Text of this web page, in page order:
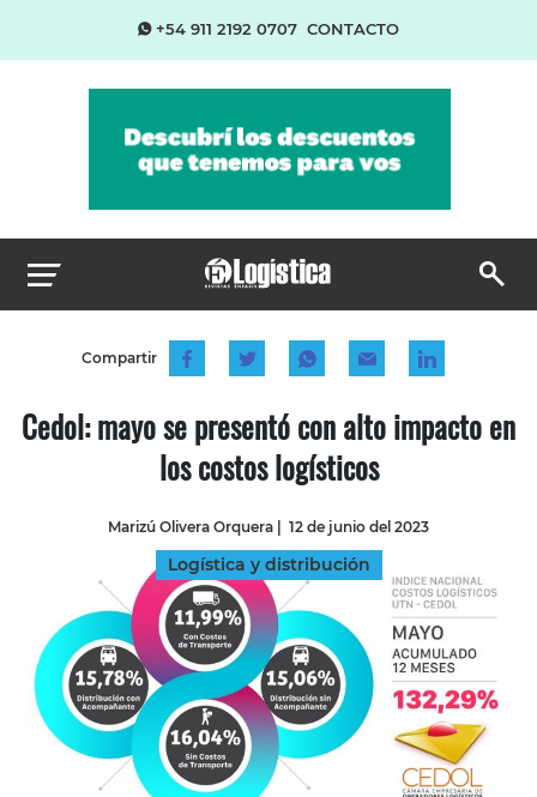
+54 911 2192 0707 CONTACTO
Compartir
Cedol: mayo se presentó con alto impacto en
los costos logísticos
Marizú Olivera Orquera | 12 de junio del 2023
Logística y distribución